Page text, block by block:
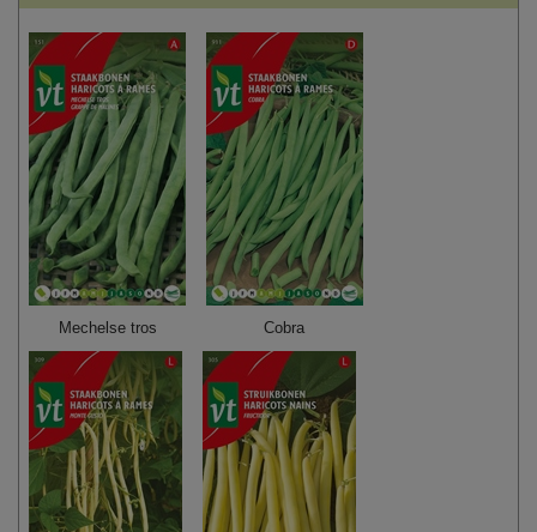
Mechelse tros Cobra